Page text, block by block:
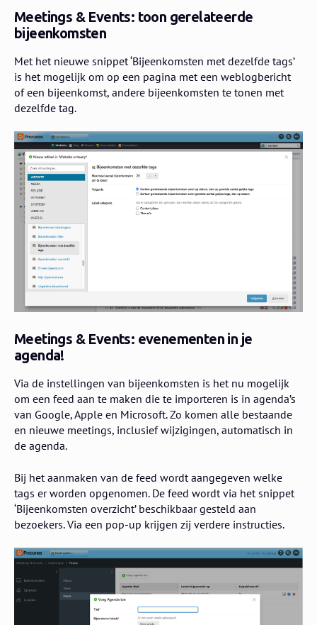
Meetings & Events: toon gerelateerde
bijeenkomsten
Met het nieuwe snippet ‘Bijeenkomsten met dezelfde tags’
is het mogelijk om op een pagina met een weblogbericht
of een bijeenkomst, andere bijeenkomsten te tonen met
dezelfde tag.
Meetings & Events: evenementen in je
agenda!
Via de instellingen van bijeenkomsten is het nu mogelijk
om een feed aan te maken die te importeren is in agenda’s
van Google, Apple en Microsoft. Zo komen alle bestaande
en nieuwe meetings, inclusief wijzigingen, automatisch in
de agenda.
Bij het aanmaken van de feed wordt aangegeven welke
tags er worden opgenomen. De feed wordt via het snippet
‘Bijeenkomsten overzicht’ beschikbaar gesteld aan
bezoekers. Via een pop-up krijgen zij verdere instructies.